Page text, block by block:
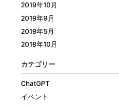
2019年10月
2019年9月
2019年5月
2018年10月
カテゴリー
ChatGPT
イベント